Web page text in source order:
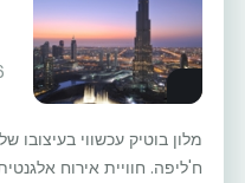
מלון בוטיק עכשווי בעיצובו
ח'ליפה. חוויית אירוח